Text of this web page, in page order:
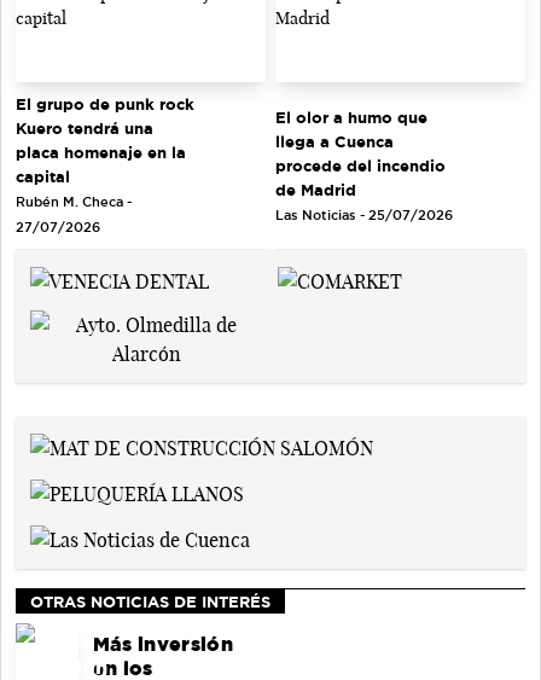
El grupo de punk rock
Kuero tendrá una
placa homenaje en la
capital
Rubén M. Checa -
27/07/2026
El olor a humo que
llega a Cuenca
procede del incendio
de Madrid
Las Noticias - 25/07/2026
OTRAS NOTICIAS DE INTERÉS
Más inversión
en los